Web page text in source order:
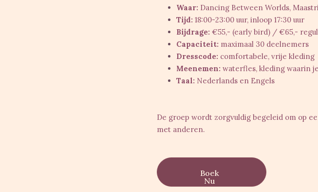
Waar: Dancing Between Worlds,
Tijd: 18:00-23:00 uur, inloop 17:30 uur
Bijdrage: €55,- (early bird) / €65,-
Capaciteit: maximaal 30 deelnemers
Dresscode: comfortabele, vrije kleding
Meenemen: waterfles, kleding waarin
Taal: Nederlands en Engels
De groep wordt zorgvuldig begeleid om op
met anderen.
Boek
Nu